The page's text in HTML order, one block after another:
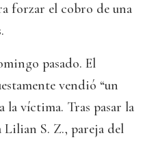
forzar el cobro de una
pasado. El
vendió “un
la víctima. Tras pasar la
S. Z., pareja del